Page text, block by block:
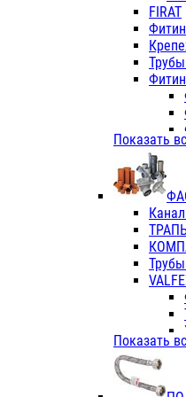
ПК
FIRAT
Показать
ПВХ
Показать